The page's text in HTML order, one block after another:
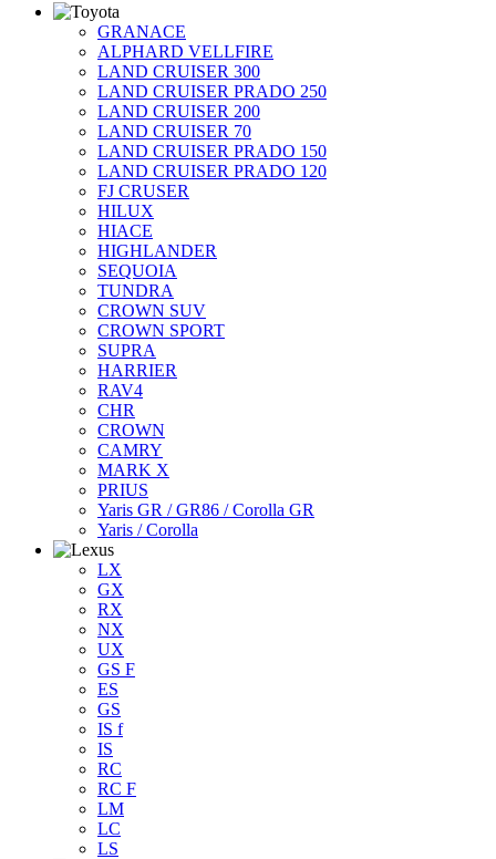
GRANACE
ALPHARD VELLFIRE
LAND CRUISER 300
LAND CRUISER PRADO 250
LAND CRUISER 200
LAND CRUISER 70
LAND CRUISER PRADO 150
LAND CRUISER PRADO 120
FJ CRUSER
HILUX
HIACE
HIGHLANDER
SEQUOIA
TUNDRA
CROWN SUV
CROWN SPORT
SUPRA
HARRIER
RAV4
CHR
CROWN
CAMRY
MARK X
PRIUS
Yaris GR / GR86 / Corolla GR
Yaris / Corolla
LX
GX
RX
NX
UX
GS F
ES
GS
IS f
IS
RC
RC F
LM
LC
LS